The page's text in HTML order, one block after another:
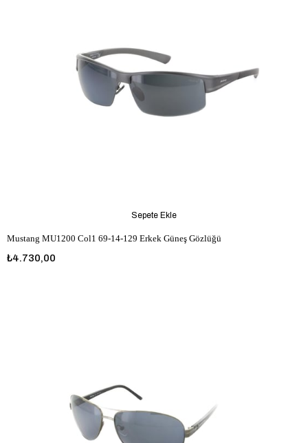
Mustang MU1200 Col1 69-14-129 Erkek Güneş Gözlüğü
₺4.730,00
Sepete Ekle